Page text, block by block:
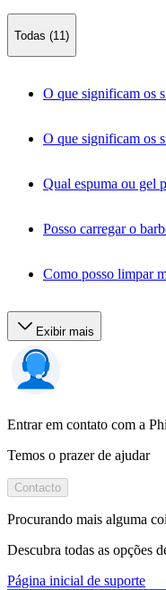
Todas (11)
O que significam os
O que significam os
Qual espuma ou gel
Posso carregar o
Como posso limpar
Exibir mais
Entrar em contato com a
Temos o prazer de ajudar
Contacto
Procurando mais alguma
Descubra todas as opções
Página inicial de suporte